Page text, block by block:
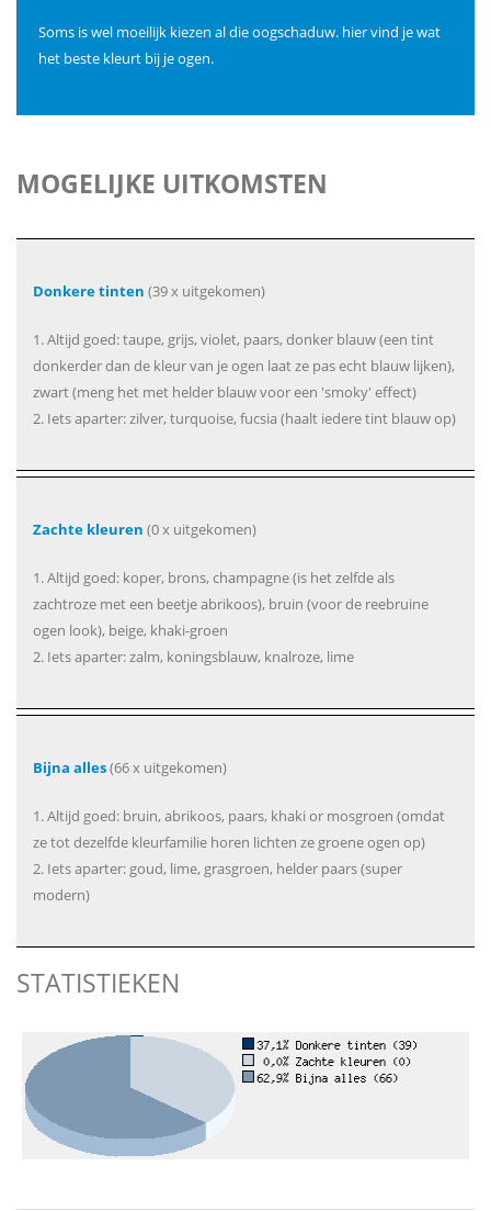
Soms is wel moeilijk kiezen al die oogschaduw. hier vind je wat
het beste kleurt bij je ogen.
MOGELIJKE UITKOMSTEN
Donkere tinten (39 x uitgekomen)
1. Altijd goed: taupe, grijs, violet, paars, donker blauw (een tint
donkerder dan de kleur van je ogen laat ze pas echt blauw lijken),
zwart (meng het met helder blauw voor een 'smoky' effect)
2. Iets aparter: zilver, turquoise, fucsia (haalt iedere tint blauw op)
Zachte kleuren (0 x uitgekomen)
1. Altijd goed: koper, brons, champagne (is het zelfde als
zachtroze met een beetje abrikoos), bruin (voor de reebruine
ogen look), beige, khaki-groen
2. Iets aparter: zalm, koningsblauw, knalroze, lime
Bijna alles(66 x uitgekomen)
1. Altijd goed: bruin, abrikoos, paars, khaki or mosgroen (omdat
ze tot dezelfde kleurfamilie horen lichten ze groene ogen op)
2. Iets aparter: goud, lime, grasgroen, helder paars (super
modern)
STATISTIEKEN